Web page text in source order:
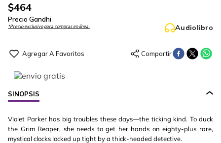
$464
Precio Gandhi
*Precio exclusivo para compras en línea. Audiolibro
SINOPSIS
Violet Parker has big troubles these days—the ticking kind. To duck
the Grim Reaper, she needs to get her hands on eighty-plus rare,
mystical clocks locked up tight by a thick-headed detective.